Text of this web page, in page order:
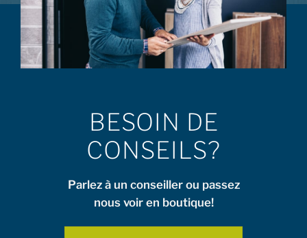
BESOIN DE
CONSEILS?
Parlez à un conseiller ou passez
nous voir en boutique!